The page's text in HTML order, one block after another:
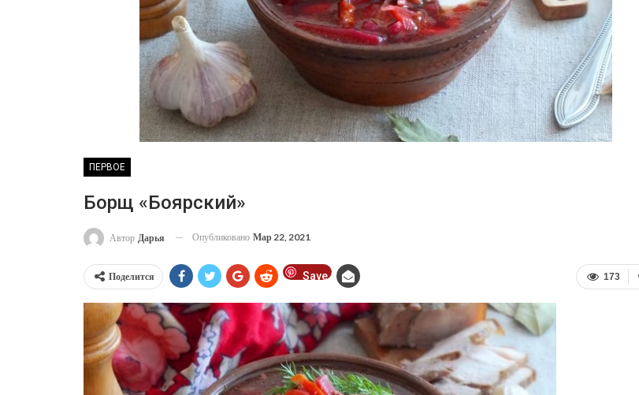
ПЕРВОЕ
Борщ «Боярский»
Автор Дарья Опубликовано Мар 22, 2021
173
Поделится Save